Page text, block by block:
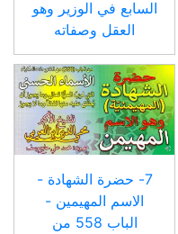
السابع في الوزير وهو
العقل وصفاته
7- حضرة الشهادة -
الاسم المهيمين -
الباب 558 من